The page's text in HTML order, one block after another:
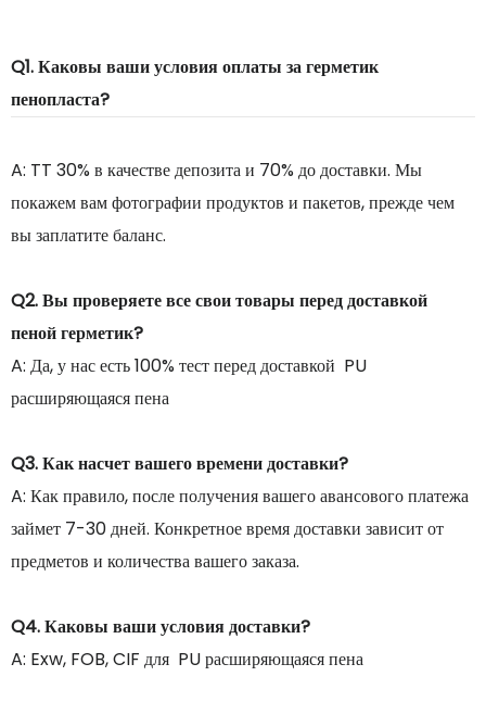
Q1. Каковы ваши условия оплаты за герметик
пенопласта?
A: TT 30% в качестве депозита и 70% до доставки. Мы
покажем вам фотографии продуктов и пакетов, прежде чем
вы заплатите баланс.
Q2. Вы проверяете все свои товары перед доставкой
пеной герметик?
A: Да, у нас есть 100% тест перед доставкой PU
расширяющаяся пена
Q3. Как насчет вашего времени доставки?
A: Как правило, после получения вашего авансового платежа
займет 7-30 дней. Конкретное время доставки зависит от
предметов и количества вашего заказа.
Q4. Каковы ваши условия доставки?
A: Exw, FOB, CIF для PU расширяющаяся пена